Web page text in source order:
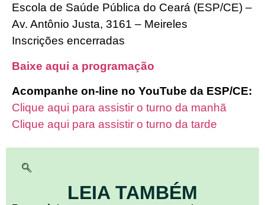
Escola de Saúde Pública do Ceará (ESP/CE) –
Av. Antônio Justa, 3161 – Meireles
Inscrições encerradas
Baixe aqui a programação
Acompanhe on-line no YouTube da ESP/CE:
Clique aqui para assistir o turno da manhã
Clique aqui para assistir o turno da tarde
LEIA TAMBÉM